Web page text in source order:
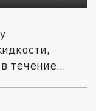
течение